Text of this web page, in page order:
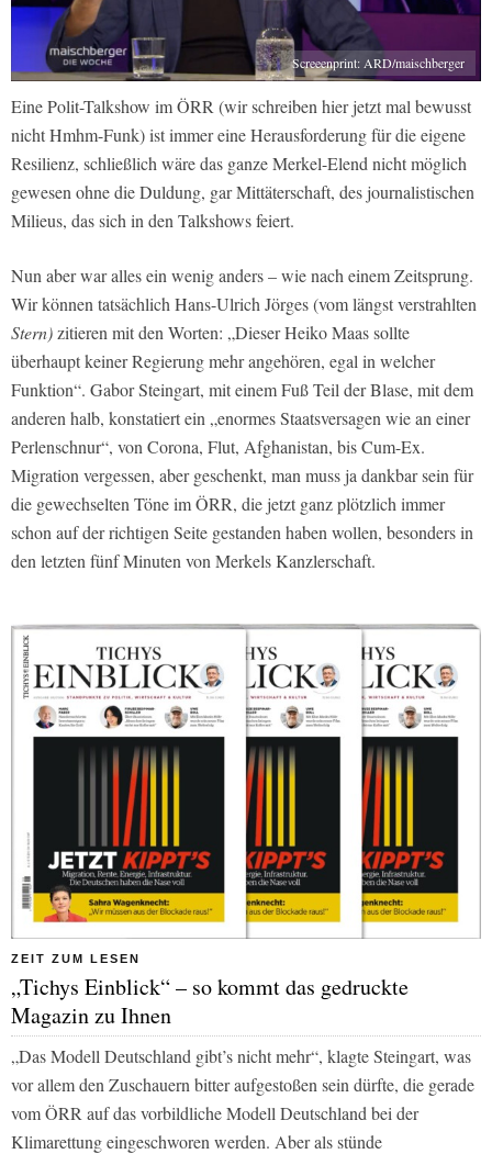
Screeenprint: ARD/maischberger
Eine Polit-Talkshow im ÖRR (wir schreiben hier jetzt mal bewusst
nicht Hmhm-Funk) ist immer eine Herausforderung für die eigene
Resilienz, schließlich wäre das ganze Merkel-Elend nicht möglich
gewesen ohne die Duldung, gar Mittäterschaft, des journalistischen
Milieus, das sich in den Talkshows feiert.
Nun aber war alles ein wenig anders – wie nach einem Zeitsprung.
Wir können tatsächlich Hans-Ulrich Jörges (vom längst verstrahlten
Stern)zitieren mit den Worten: „Dieser Heiko Maas sollte
überhaupt keiner Regierung mehr angehören, egal in welcher
Funktion“. Gabor Steingart, mit einem Fuß Teil der Blase, mit dem
anderen halb, konstatiert ein „enormes Staatsversagen wie an einer
Perlenschnur“, von Corona, Flut, Afghanistan, bis Cum-Ex.
Migration vergessen, aber geschenkt, man muss ja dankbar sein für
die gewechselten Töne im ÖRR, die jetzt ganz plötzlich immer
schon auf der richtigen Seite gestanden haben wollen, besonders in
den letzten fünf Minuten von Merkels Kanzlerschaft.
ZEIT ZUM LESEN
„Tichys Einblick“ – so kommt das gedruckte
Magazin zu Ihnen
„Das Modell Deutschland gibt’s nicht mehr“, klagte Steingart, was
vor allem den Zuschauern bitter aufgestoßen sein dürfte, die gerade
vom ÖRR auf das vorbildliche Modell Deutschland bei der
Klimarettung eingeschworen werden. Aber als stünde